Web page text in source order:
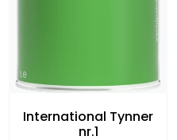
International Tynner
nr.1